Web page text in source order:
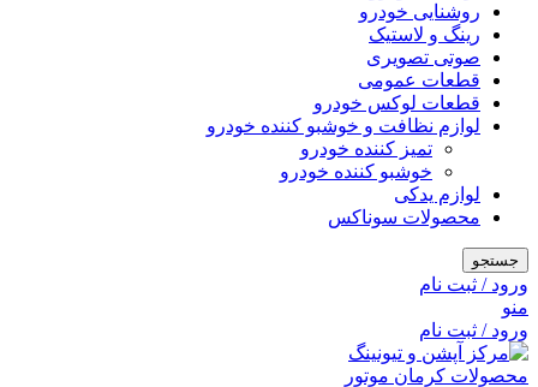
روشنایی خودرو
رینگ و لاستیک
صوتی تصویری
قطعات عمومی
قطعات لوکس خودرو
لوازم نظافت و خوشبو کننده خودرو
تمیز کننده خودرو
خوشبو کننده خودرو
لوازم یدکی
محصولات سوناکس
جستجو
ورود / ثبت نام
منو
ورود / ثبت نام